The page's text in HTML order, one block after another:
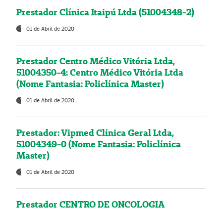
Prestador Clínica Itaipú Ltda (51004348-2)
01 de Abril de 2020
Prestador Centro Médico Vitória Ltda,
51004350-4: Centro Médico Vitória Ltda
(Nome Fantasia: Policlínica Master)
01 de Abril de 2020
Prestador: Vipmed Clínica Geral Ltda,
51004349-0 (Nome Fantasia: Policlínica
Master)
01 de Abril de 2020
Prestador CENTRO DE ONCOLOGIA